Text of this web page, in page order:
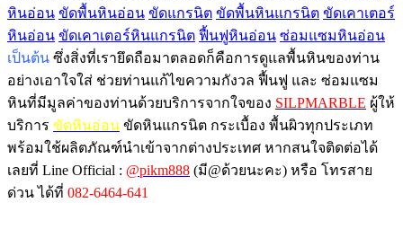
หินอ่อน ขัดพื้นหินอ่อน ขัดแกรนิต ขัดพื้นหินแกรนิต ขัดเคาเตอร์
หินอ่อน ขัดเคาเตอร์หินแกรนิต ฟื้นฟูหินอ่อน ซ่อมแซมหินอ่อน
เป็นต้น ซึ่งสิ่งที่เรายึดถือมาตลอดก็คือการดูแลพื้นหินของท่าน
อย่างเอาใจใส่ ช่วยท่านแก้ไขความกังวล ฟื้นฟู และ ซ่อมแซม
หินที่มีมูลค่าของท่านด้วยบริการจากใจของ SILPMARBLE ผู้ให้
บริการ ขัดหินอ่อน ขัดหินแกรนิต กระเบื้อง พื้นผิวทุกประเภท
พร้อมใช้ผลิตภัณฑ์นำเข้าจากต่างประเทศ หากสนใจติดต่อได้
เลยที่ Line Official : @pikm888 (มี@ด้วยนะคะ) หรือ โทรสาย
ด่วน ได้ที่ 082-6464-641